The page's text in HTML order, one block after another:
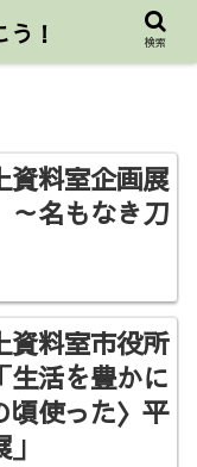
資料室企画展
名もなき刀
資料室市役所
生活を豊かに
頃使った〉平
！ 検索